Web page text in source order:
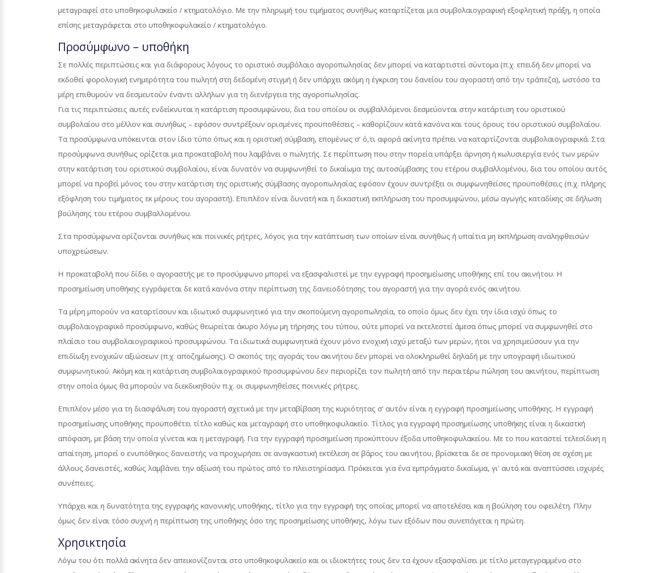
μεταγραφεί στο υποθηκοφυλακείο / κτηματολόγιο. Με την πληρωμή του τιμήματος συνήθως καταρτίζεται μια συμβολαιογραφική εξοφλητική πράξη, η οποία
επίσης μεταγράφεται στο υποθηκοφυλακείο / κτηματολόγιο.
Προσύμφωνο – υποθήκη
Σε πολλές περιπτώσεις και για διάφορους λόγους το οριστικό συμβόλαιο αγοροπωλησίας δεν μπορεί να καταρτιστεί σύντομα (π.χ. επειδή δεν μπορεί να
εκδοθεί φορολογική ενημερότητα του πωλητή στη δεδομένη στιγμή ή δεν υπάρχει ακόμη η έγκριση του δανείου του αγοραστή από την τράπεζα), ωστόσο τα
μέρη επιθυμούν να δεσμευτούν έναντι αλλήλων για τη διενέργεια της αγοροπωλησίας.
Για τις περιπτώσεις αυτές ενδείκνυται η κατάρτιση προσυμφώνου, δια του οποίου οι συμβαλλόμενοι δεσμεύονται στην κατάρτιση του οριστικού
συμβολαίου στο μέλλον και συνήθως – εφόσον συντρέξουν ορισμένες προϋποθέσεις – καθορίζουν κατά κανόνα και τους όρους του οριστικού συμβολαίου.
Τα προσύμφωνα υπόκεινται στον ίδιο τύπο όπως και η οριστική σύμβαση, επομένως σ’ ό,τι αφορά ακίνητα πρέπει να καταρτίζονται συμβολαιογραφικά. Στα
προσύμφωνα συνήθως ορίζεται μια προκαταβολή που λαμβάνει ο πωλητής. Σε περίπτωση που στην πορεία υπάρξει άρνηση ή κωλυσιεργία ενός των μερών
στην κατάρτιση του οριστικού συμβολαίου, είναι δυνατόν να συμφωνηθεί το δικαίωμα της αυτοσύμβασης του ετέρου συμβαλλομένου, δια του οποίου αυτός
μπορεί να προβεί μόνος του στην κατάρτιση της οριστικής σύμβασης αγοροπωλησίας εφόσον έχουν συντρέξει οι συμφωνηθείσες προϋποθέσεις (π.χ. πλήρης
εξόφληση του τιμήματος εκ μέρους του αγοραστή). Επιπλέον είναι δυνατή και η δικαστική εκπλήρωση του προσυμφώνου, μέσω αγωγής καταδίκης σε δήλωση
βούλησης του ετέρου συμβαλλομένου.
Στα προσύμφωνα ορίζονται συνήθως και ποινικές ρήτρες, λόγος για την κατάπτωση των οποίων είναι συνήθως ή υπαίτια μη εκπλήρωση αναληφθεισών
υποχρεώσεων.
Η προκαταβολή που δίδει ο αγοραστής με το προσύμφωνο μπορεί να εξασφαλιστεί με την εγγραφή προσημείωσης υποθήκης επί του ακινήτου. Η
προσημείωση υποθήκης εγγράφεται δε κατά κανόνα στην περίπτωση της δανειοδότησης του αγοραστή για την αγορά ενός ακινήτου.
Τα μέρη μπορούν να καταρτίσουν και ιδιωτικό συμφωνητικό για την σκοπούμενη αγοροπωλησία, το οποίο όμως δεν έχει την ίδια ισχύ όπως το
συμβολαιογραφικό προσύμφωνο, καθώς θεωρείται άκυρο λόγω μη τήρησης του τύπου, ούτε μπορεί να εκτελεστεί άμεσα όπως μπορεί να συμφωνηθεί στο
πλαίσιο του συμβολαιογραφικού προσυμφώνου. Τα ιδιωτικά συμφωνητικά έχουν μόνο ενοχική ισχύ μεταξύ των μερών, ήτοι να χρησιμεύσουν για την
επιδίωξη ενοχικών αξιώσεων (π.χ. αποζημίωσης). Ο σκοπός της αγοράς του ακινήτου δεν μπορεί να ολοκληρωθεί δηλαδή με την υπογραφή ιδιωτικού
συμφωνητικού. Ακόμη και η κατάρτιση συμβολαιογραφικού προσυμφώνου δεν περιορίζει τον πωλητή από την περαιτέρω πώληση του ακινήτου, περίπτωση
στην οποία όμως θα μπορούν να διεκδικηθούν π.χ. οι συμφωνηθείσες ποινικές ρήτρες.
Επιπλέον μέσο για τη διασφάλιση του αγοραστή σχετικά με την μεταβίβαση της κυριότητας σ’ αυτόν είναι η εγγραφή προσημείωσης υποθήκης. Η εγγραφή
προσημείωσης υποθήκης προϋποθέτει τίτλο καθώς και μεταγραφή στο υποθηκοφυλακείο. Τίτλος για εγγραφή προσημείωσης υποθήκης είναι η δικαστκή
απόφαση, με βάση την οποία γίνεται και η μεταγραφή. Για την εγγραφή προσημείωση προκύπτουν έξοδα υποθηκοφυλακείου. Με το που καταστεί τελεσίδικη η
απαίτηση, μπορεί ο ενυπόθηκος δανειστής να προχωρήσει σε αναγκαστική εκτέλεση σε βάρος του ακινήτου, βρίσκεται δε σε προνομιακή θέση σε σχέση με
άλλους δανειστές, καθώς λαμβάνει την αξίωσή του πρώτος από το πλειστηρίασμα. Πρόκειται για ένα εμπράγματο δικαίωμα, γι’ αυτό και αναπτύσσει ισχυρές
συνέπειες.
Υπάρχει και η δυνατότητα της εγγραφής κανονικής υποθήκης, τίτλο για την εγγραφή της οποίας μπορεί να αποτελέσει και η βούληση του οφειλέτη. Πλην
όμως δεν είναι τόσο συχνή η περίπτωση της υποθήκης όσο της προσημείωσης υποθήκης, λόγω των εξόδων που συνεπάγεται η πρώτη.
Χρησικτησία
Λόγω του ότι πολλά ακίνητα δεν απεικονίζονται στο υποθηκοφυλακείο και οι ιδιοκτήτες τους δεν τα έχουν εξασφαλίσει με τίτλο μεταγεγραμμένο στο